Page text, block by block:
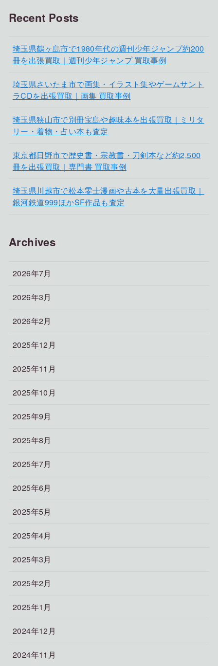
Recent Posts
埼玉県鶴ヶ島市で1980年代の週刊少年ジャンプ約200
冊を出張買取｜週刊少年ジャンプ 買取事例
埼玉県さいたま市で画集・イラスト集やゲームサント
ラCDを出張買取｜画集 買取事例
埼玉県狭山市で別冊宝島や趣味本を出張買取｜ミリタ
リー・着物・占い本も査定
東京都日野市で歴史書・宗教書・刀剣本など約2,500
冊を出張買取｜専門書 買取事例
埼玉県川越市で松本零士漫画や古本を大量出張買取｜
銀河鉄道999ほかSF作品も査定
Archives
2026年7月
2026年3月
2026年2月
2025年12月
2025年11月
2025年10月
2025年9月
2025年8月
2025年7月
2025年6月
2025年5月
2025年4月
2025年3月
2025年2月
2025年1月
2024年12月
2024年11月